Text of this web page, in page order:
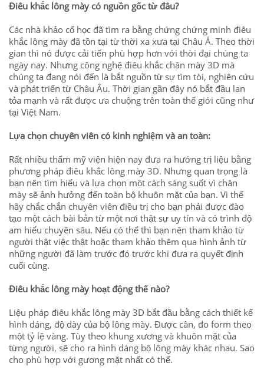
Điêu khắc lông mày có nguồn gốctừ đâu?
Các nhà khảo cổ học đã tìm ra bằng chứng chứng minh điêu
khắc lông mày đã tồn tại từ thời xa xưa tại Châu Á. Theo thời
gian thì nó được cải tiến phù hợp hơn với thời đại chúng ta
ngày nay. Nhưng công nghệ điêu khắc chân mày 3D mà
chúng ta đang nói đến là bắt nguồn từ sự tìm tòi, nghiên cứu
và phát triển từ Châu Âu. Thời gian gần đây nó bắt đầu lan
tỏa mạnh và rất được ưa chuộng trên toàn thế giới cũng như
tại Việt Nam.
Lựa chọn chuyên viên có kinh nghiệm và an toàn:
Rất nhiều thẩm mỹ viện hiện nay đưa ra hướng trị liệu bằng
phương pháp điêu khắc lông mày 3D. Nhưng quan trọng là
bạn nên tìm hiểu và lựa chọn một cách sáng suốt vì chân
mày sẽ ảnh hưởng đến toàn bộ khuôn mặt của bạn. Vì thế
hãy chắc chắn chuyên viên điều trị cho bạn phải được đào
tạo một cách bài bản từ một nơi thật sự uy tín và có trình độ
am hiểu chuyên sâu. Nếu có thể thì bạn nên tham khảo từ
người thật việc thật hoặc tham khảo thêm qua hình ảnh từ
những người đã làm trước đó trước khi đưa ra quyết định
cuối cùng.
Điêu khắc lông mày hoạt động thế nào?
Liệu pháp điêu khắc lông mày 3D bắt đầu bằng cách thiết kế
hình dáng, độ dày của bộ lông mày. Được cân, đo form theo
một tỷ lệ vàng. Tùy theo khung xương và khuôn mặt của
từng người, sẽ cho ra hình dáng bộ lông mày khác nhau. Sao
cho phù hợp với gương mặt nhất có thể.